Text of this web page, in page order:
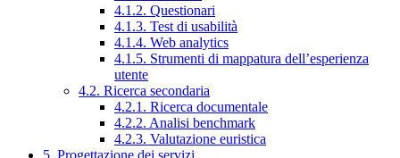
4.1.2. Questionari
4.1.3. Test di usabilità
4.1.4. Web analytics
4.1.5. Strumenti di mappatura dell’esperienza
utente
4.2. Ricerca secondaria
4.2.1. Ricerca documentale
4.2.2. Analisi benchmark
4.2.3. Valutazione euristica
5. Progettazione dei servizi